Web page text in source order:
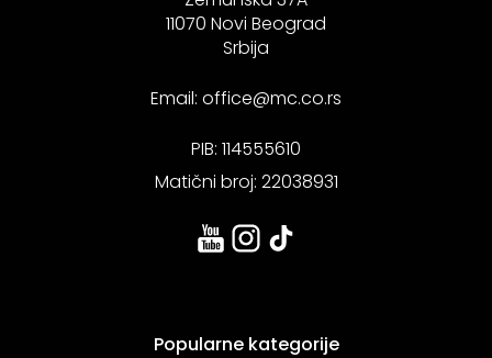
11070 Novi Beograd
Srbija
Email: office@mc.co.rs
PIB: 114555610
Matični broj: 22038931
Popularne kategorije